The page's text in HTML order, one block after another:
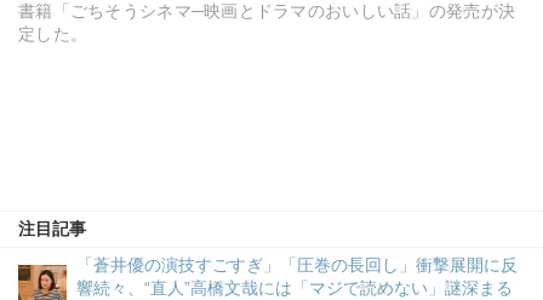
書籍「ごちそうシネマ─映画とドラマのおいしい話」の発売が決
定した。
注目記事
「蒼井優の演技すごすぎ」「圧巻の長回し」衝撃展開に反
響続々、“直人”高橋文哉には「マジで読めない」謎深まる